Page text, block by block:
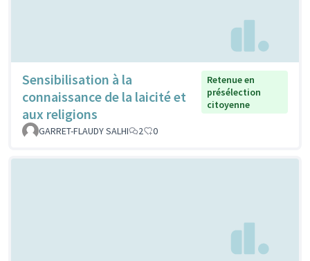
Sensibilisation à la
connaissance de la laicité et
aux religions
Retenue en
présélection
citoyenne
GARRET-FLAUDY SALHI 2 0